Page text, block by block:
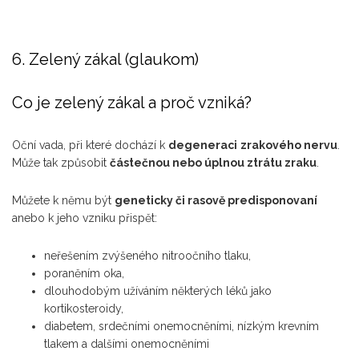
6. Zelený zákal (glaukom)
Co je zelený zákal a proč vzniká?
Oční vada, při které dochází k degeneraci zrakového nervu
Může tak způsobit částečnou nebo úplnou ztrátu zraku
Můžete k němu být geneticky či rasově predisponovaní
anebo k jeho vzniku přispět:
neřešením zvýšeného nitroočního tlaku,
poraněním oka,
dlouhodobým užíváním některých léků jako
kortikosteroidy,
diabetem, srdečními onemocněními, nízkým krevním
tlakem a dalšími onemocněními